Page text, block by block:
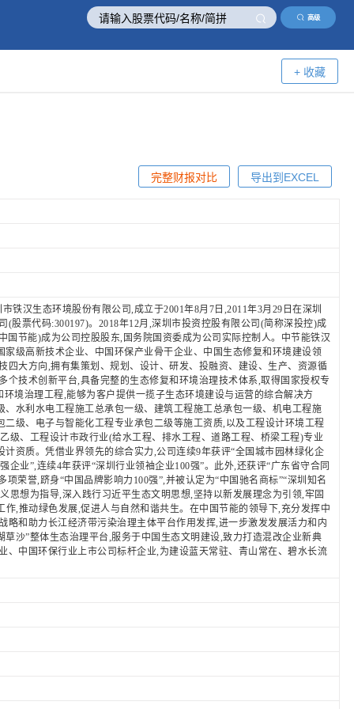
高级
+ 收藏
导出到EXCEL
完整财报对比
铁汉生态环境股份有限公司,成立于2001年8月7日,2011年3月29日在深圳
股票代码:300197)。2018年12月,深圳市投资控股有限公司(简称深投控)成
国节能)成为公司控股股东,国务院国资委成为公司实际控制人。中节能铁汉
级高新技术企业、中国环保产业骨干企业、中国生态修复和环境建设领
四大方向,拥有集策划、规划、设计、研发、投融资、建设、生产、资源循
技术创新平台,具备完整的生态修复和环境治理技术体系,取得国家授权专
境治理工程,能够为客户提供一揽子生态环境建设与运营的综合解决方
水利水电工程施工总承包一级、建筑工程施工总承包一级、机电工程施
级、电子与智能化工程专业承包二级等施工资质,以及工程设计环境工程
级、工程设计市政行业(给水工程、排水工程、道路工程、桥梁工程)专业
资质。凭借业界领先的综合实力,公司连续9年获评“全国城市园林绿化企
企业”,连续4年获评“深圳行业领袖企业100强”。此外,还获评“广东省守合同
荣誉,跻身“中国品牌影响力100强”,并被认定为“中国驰名商标”“深圳知名
思想为指导,深入践行习近平生态文明思想,坚持以新发展理念为引领,牢固
,推动绿色发展,促进人与自然和谐共生。在中国节能的领导下,充分发挥中
略和助力长江经济带污染治理主体平台作用发挥,进一步激发发展活力和内
沙”整体生态治理平台,服务于中国生态文明建设,致力打造混改企业新典
、中国环保行业上市公司标杆企业,为建设蓝天常驻、青山常在、碧水长流